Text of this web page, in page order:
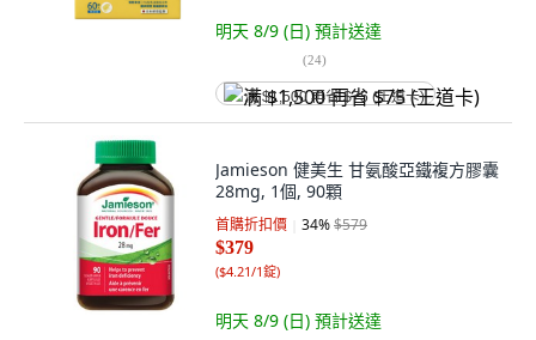
明天 8/9 (日) 預計送達
(24)
满 $1,500 再省 $75 (王道卡)
Jamieson 健美生 甘氨酸亞鐵複方膠囊
28mg, 1個, 90顆
首購折扣價 34%$579
$379
($4.21/1錠)
明天 8/9 (日) 預計送達